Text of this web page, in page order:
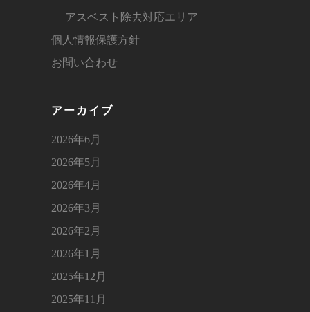
アスベスト除去対応エリア
個人情報保護方針
お問い合わせ
アーカイブ
2026年6月
2026年5月
2026年4月
2026年3月
2026年2月
2026年1月
2025年12月
2025年11月